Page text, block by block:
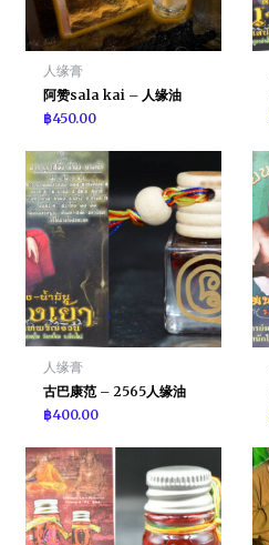
人缘膏
阿赞sala kai – 人缘油
฿450.00
人缘膏
古巴康范 – 2565人缘油
฿400.00